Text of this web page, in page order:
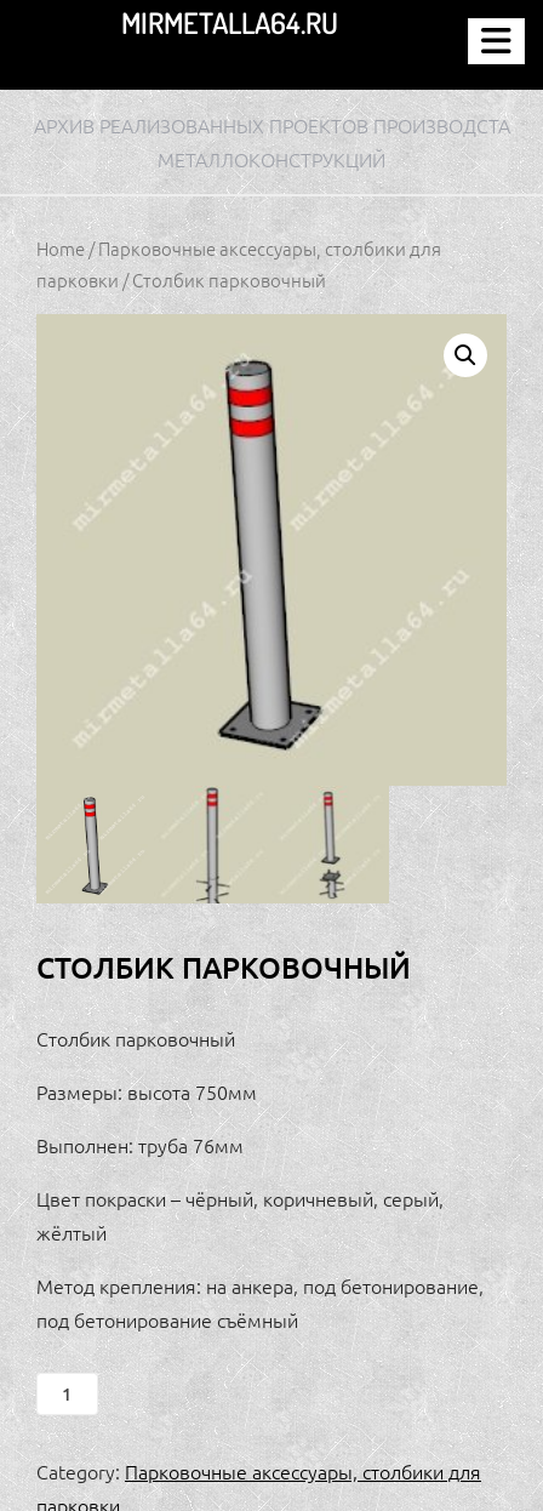
содержимому
MIRMETALLA64.RU
АРХИВ РЕАЛИЗОВАННЫХ ПРОЕКТОВ ПРОИЗВОДСТА
МЕТАЛЛОКОНСТРУКЦИЙ
Home/Парковочные аксессуары, столбики для
парковки/ Столбик парковочный
СТОЛБИК ПАРКОВОЧНЫЙ
Столбик парковочный
Размеры: высота 750мм
Выполнен: труба 76мм
Цвет покраски – чёрный, коричневый, серый,
жёлтый
Метод крепления: на анкера, под бетонирование,
под бетонирование съёмный
Столбик
парковочный
quantity
Category: Парковочные аксессуары, столбики для
парковки